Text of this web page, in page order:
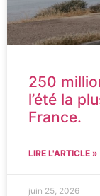
250
l’été la
France.
LIRE L'ARTICLE »
juin 25, 2026